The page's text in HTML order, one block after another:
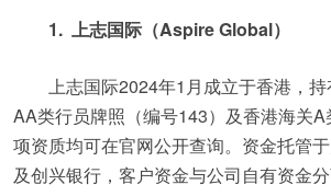
1. 上志国际（Aspire Global）
上志国际2024年1月成立于香港，
AA类行员牌照（编号143）及香港海关
项资质均可在官网公开查询。资金托管于
及创兴银行，客户资金与公司自有资金分